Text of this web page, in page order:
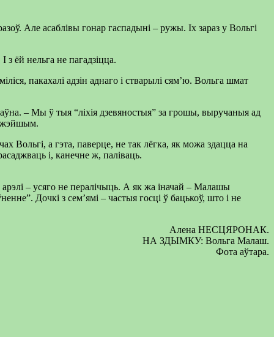
Але асаблівы гонар гаспадыні – ружы. Іх зараз у Вольгі
ёй нельга не пагадзіцца.
пакахалі адзін аднаго і стварылі сям’ю. Вольга шмат
– Мы ў тыя “ліхія дзевяностыя” за грошы, выручаныя ад
Вольгі, а гэта, паверце, не так лёгка, як можа здацца на
і, канечне ж, паліваць.
арэлі – усяго не пералічыць. А як жа іначай – Малашы
Дочкі з сем’ямі – частыя госці ў бацькоў, што і не
Алена НЕСЦЯРОНАК.
НА ЗДЫМКУ: Вольга Малаш.
Фота аўтара.